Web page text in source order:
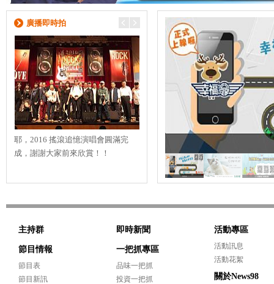
廣播即時拍
耶，2016 搖滾追憶演唱會圓滿完
成，謝謝大家前來欣賞！！
【Evergreen 演唱會】 8/22的演唱會
圓滿落幕，感謝老天爺停了陣子
雨，更要......
主持群
節目情報
節目表
節目新訊
即時新聞
一把抓專區
品味一把抓
投資一把抓
活動專區
活動訊息
活動花絮
關於News98